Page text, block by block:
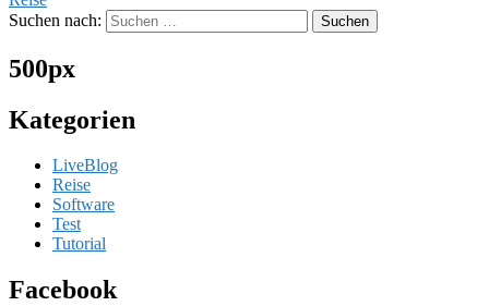
Suchen nach:
500px
Kategorien
LiveBlog
Reise
Software
Test
Tutorial
Facebook